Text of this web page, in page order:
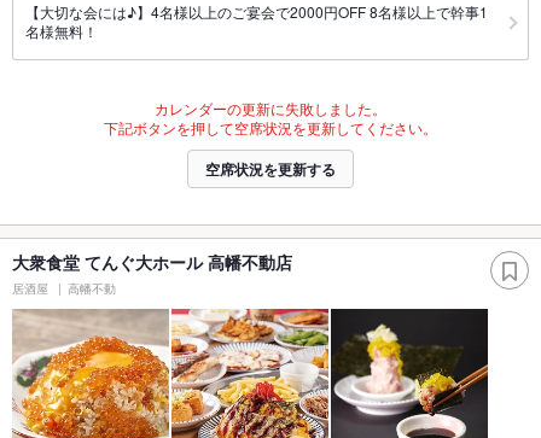
【大切な会には♪】4名様以上のご宴会で2000円OFF 8名様以上で幹事1
名様無料！
カレンダーの更新に失敗しました。
下記ボタンを押して空席状況を更新してください。
空席状況を更新する
大衆食堂 てんぐ大ホール 高幡不動店
居酒屋 高幡不動